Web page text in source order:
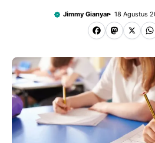
Jimmy Gianyar 18 Agustus
F
a
c
e
b
o
M
a
s
t
o
d
X
h
a
t
s